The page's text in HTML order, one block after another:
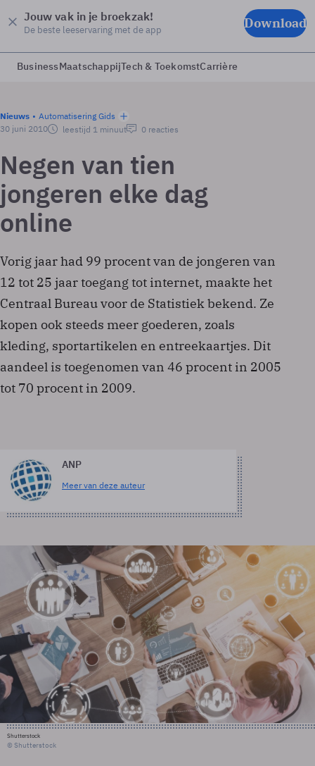
Jouw vak in je broekzak!
De beste leeservaring met de app Download
BusinessMaatschappijTech & ToekomstCarrière
Nieuws
Automatisering Gids
30 juni 2010
leestijd 1 minuut 0 reacties
Negen van tien
jongeren elke dag
online
Vorig jaar had 99 procent van de jongeren van
12 tot 25 jaar toegang tot internet, maakte het
Centraal Bureau voor de Statistiek bekend. Ze
kopen ook steeds meer goederen, zoals
kleding, sportartikelen en entreekaartjes. Dit
aandeel is toegenomen van 46 procent in 2005
tot 70 procent in 2009.
ANP
Meer van deze auteur
Shutterstock
© Shutterstock